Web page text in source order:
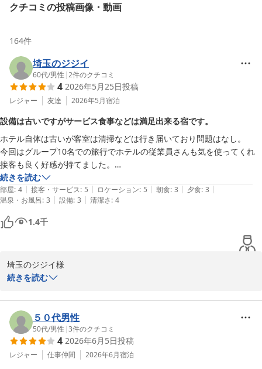
クチコミの投稿画像・動画
164件
埼玉のジジイ
60代/男性 |2件のクチコミ
4 2026年5月25日投稿
レジャー 友達 2026年5月宿泊
設備は古いですがサービス食事などは満足出来る宿です。
ホテル自体は古いが客室は清掃などは行き届いており問題はなし。
今回はグループ10名での旅行でホテルの従業員さんも気を使ってくれ
接客も良く好感が持てました。
食事もビールなど飲み放題であり、飲む人ばかりのグループには大変助
かりありがたかったです。
食べ放題の品数は夕飯、朝食ともかなりの品数があり値段から言っても
満足しました。
ただ一点設備上しかたないかも知れませんが夕食、朝食の時間になると
何とかならないものかと思いましたが、しょうがありませんね。笑
ホテルは野島崎灯台の近くでローケーションも良く今度は違う季節にま
た訪れたいと思います。
続きを読む
部屋: 4 | 接客・サービス: 5 | ロケーション: 5 | 朝食: 3 | 夕食: 3 |
温泉・お風呂: 3 | 設備: 3 | 清潔さ: 4
1.4千
埼玉のジジイ様
す。また、貴重なご意見をいただき、心から感謝申し上げます。
お客様がご指摘の通り、当ホテルは古さを感じさせる部分もござい
ますが、客室の清掃や接客においてご満足いただけたこと、大変嬉
しく思っております。飲み放題や豊富な食事メニューについてもご
続きを読む
５０代男性
50代/男性 |3件のクチコミ
4 2026年6月5日投稿
レジャー 仕事仲間 2026年6月宿泊